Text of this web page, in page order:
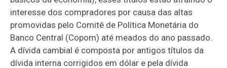
interesse dos compradores por causa das altas
promovidas pelo Comitê de Política Monetária do
Banco Central (Copom) até meados do ano passado.
A dívida cambial é composta por antigos títulos da
dívida interna corrigidos em dólar e pela dívida